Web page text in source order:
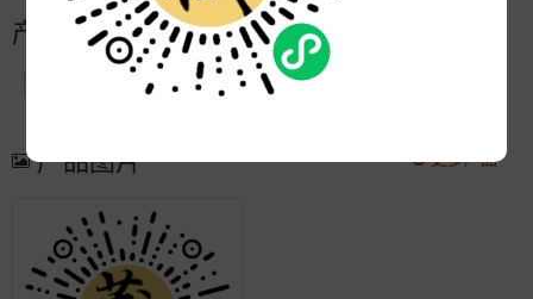
产品简介
更多产品
产品图片